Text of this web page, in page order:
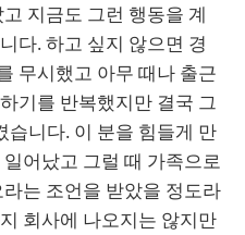
지금도 그런 행동을 계
다. 하고 싶지 않으면 경
무시했고 아무 때나 출근
기를 반복했지만 결국 그
습니다. 이 분을 힘들게 만
어났고 그럴 때 가족으로
는 조언을 받았을 정도라
회사에 나오지는 않지만